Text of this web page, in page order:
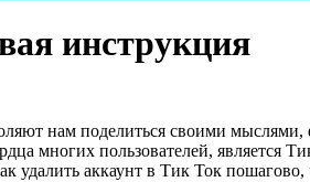
инструкция
нам поделиться своими
многих пользователей, является
удалить аккаунт в Тик Ток